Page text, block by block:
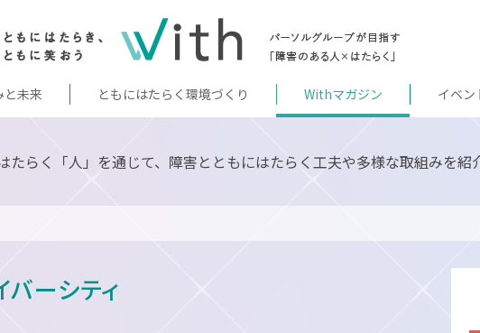
と未来 ともにはたらく環境づくり Withマガジン イベン
たらく「人」を通じて、障害とともにはたらく工夫や多様な取組みを紹
バーシティ